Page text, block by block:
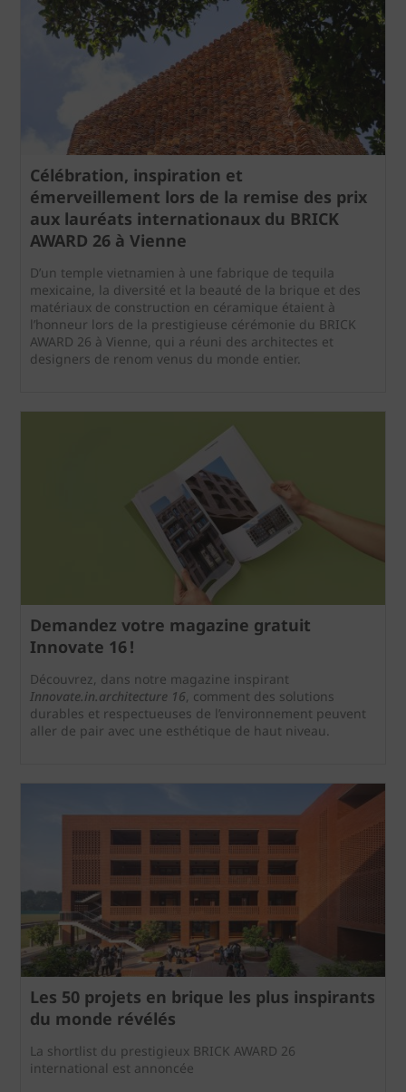
Célébration, inspiration et
émerveillement lors de la remise des prix
aux lauréats internationaux du BRICK
AWARD 26 à Vienne
D’un temple vietnamien à une fabrique de tequila
mexicaine, la diversité et la beauté de la brique et des
matériaux de construction en céramique étaient à
l’honneur lors de la prestigieuse cérémonie du BRICK
AWARD 26 à Vienne, qui a réuni des architectes et
designers de renom venus du monde entier.
Demandez votre magazine gratuit
Innovate 16 !
Découvrez, dans notre magazine inspirant
Innovate.in.architecture 16, comment des solutions
durables et respectueuses de l’environnement peuvent
aller de pair avec une esthétique de haut niveau.
Les 50 projets en brique les plus inspirants
du monde révélés
La shortlist du prestigieux BRICK AWARD 26
international est annoncée